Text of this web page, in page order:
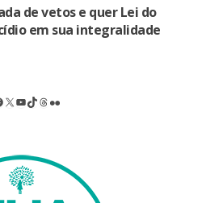
de vetos e quer Lei do
em sua integralidade
X Youtube
TikTok
Threads
Flickr